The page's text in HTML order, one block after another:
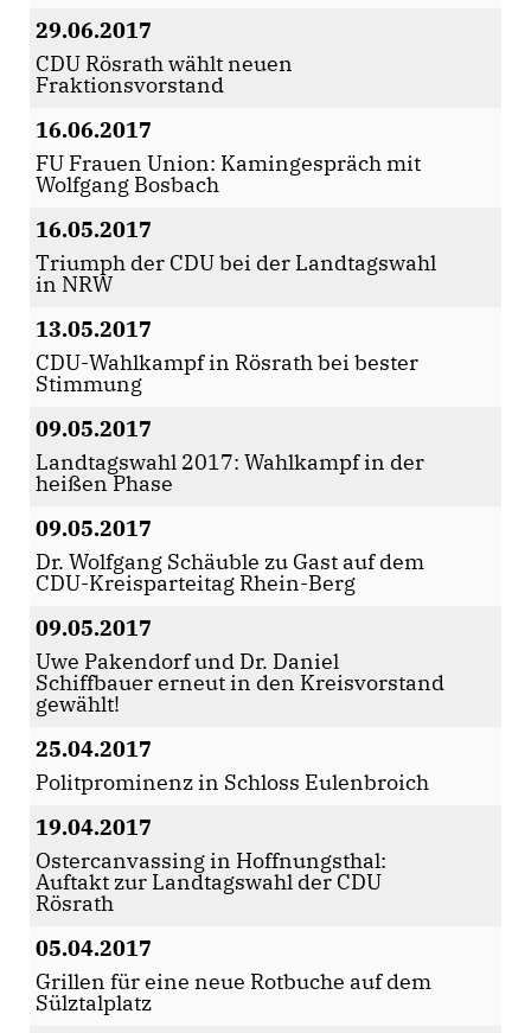
29.06.2017
CDU Rösrath wählt neuen
Fraktionsvorstand
16.06.2017
FU Frauen Union: Kamingespräch mit
Wolfgang Bosbach
16.05.2017
Triumph der CDU bei der Landtagswahl
in NRW
13.05.2017
CDU-Wahlkampf in Rösrath bei bester
Stimmung
09.05.2017
Landtagswahl 2017: Wahlkampf in der
heißen Phase
09.05.2017
Dr. Wolfgang Schäuble zu Gast auf dem
CDU-Kreisparteitag Rhein-Berg
09.05.2017
Uwe Pakendorf und Dr. Daniel
Schiffbauer erneut in den Kreisvorstand
gewählt!
25.04.2017
Politprominenz in Schloss Eulenbroich
19.04.2017
Ostercanvassing in Hoffnungsthal:
Auftakt zur Landtagswahl der CDU
Rösrath
05.04.2017
Grillen für eine neue Rotbuche auf dem
Sülztalplatz